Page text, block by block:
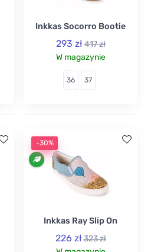
Inkkas Socorro Bootie
293 zł 417 zł
W magazynie
36 37
-30%
Inkkas Ray Slip On
226 zł 323 zł